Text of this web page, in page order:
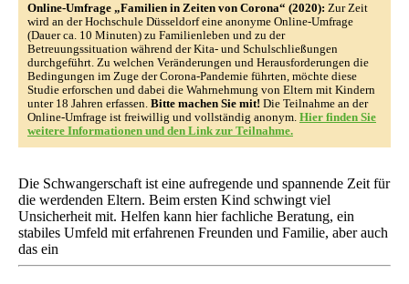
Online-Umfrage „Familien in Zeiten von Corona“ (2020): Zur Zeit
wird an der Hochschule Düsseldorf eine anonyme Online-Umfrage
(Dauer ca. 10 Minuten) zu Familienleben und zu der
Betreuungssituation während der Kita- und Schulschließungen
durchgeführt. Zu welchen Veränderungen und Herausforderungen die
Bedingungen im Zuge der Corona-Pandemie führten, möchte diese
Studie erforschen und dabei die Wahrnehmung von Eltern mit Kindern
unter 18 Jahren erfassen. Bitte machen Sie mit! Die Teilnahme an der
Online-Umfrage ist freiwillig und vollständig anonym. Hier finden Sie
weitere Informationen und den Link zur Teilnahme.
Die Schwangerschaft ist eine aufregende und spannende Zeit für
die werdenden Eltern. Beim ersten Kind schwingt viel
Unsicherheit mit. Helfen kann hier fachliche Beratung, ein
stabiles Umfeld mit erfahrenen Freunden und Familie, aber auch
das ein